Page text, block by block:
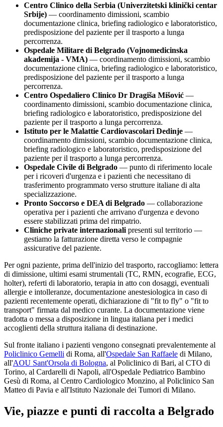
Centro Clinico della Serbia (Univerzitetski klinički centar
Srbije) — coordinamento dimissioni, scambio
documentazione clinica, briefing radiologico e laboratoristico,
predisposizione del paziente per il trasporto a lunga
percorrenza.
Ospedale Militare di Belgrado (Vojnomedicinska
akademija - VMA) — coordinamento dimissioni, scambio
documentazione clinica, briefing radiologico e laboratoristico,
predisposizione del paziente per il trasporto a lunga
percorrenza.
Centro Ospedaliero Clinico Dr Dragiša Mišović —
coordinamento dimissioni, scambio documentazione clinica,
briefing radiologico e laboratoristico, predisposizione del
paziente per il trasporto a lunga percorrenza.
Istituto per le Malattie Cardiovascolari Dedinje —
coordinamento dimissioni, scambio documentazione clinica,
briefing radiologico e laboratoristico, predisposizione del
paziente per il trasporto a lunga percorrenza.
Ospedale Civile di Belgrado — punto di riferimento locale
per i ricoveri d'urgenza e i pazienti che necessitano di
trasferimento programmato verso strutture italiane di alta
specializzazione.
Pronto Soccorso e DEA di Belgrado — collaborazione
operativa per i pazienti che arrivano d'urgenza e devono
essere stabilizzati prima del rimpatrio.
Cliniche private internazionali presenti sul territorio —
gestiamo la fatturazione diretta verso le compagnie
assicurative del paziente.
Per ogni paziente, prima dell'inizio del trasporto, raccogliamo: lettera
di dimissione, ultimi esami strumentali (TC, RMN, ecografie, ECG,
holter), referti di laboratorio, terapia in atto con dosaggi, eventuali
allergie e intolleranze, documentazione anestesiologica in caso di
pazienti recentemente operati, dichiarazione di "fit to fly" o "fit to
transport" firmata dal medico curante. La documentazione viene
tradotta o messa a disposizione in lingua italiana per i medici
accoglienti della struttura italiana di destinazione.
Sul fronte italiano i pazienti vengono consegnati prevalentemente al
Policlinico Gemelli di Roma, all'Ospedale San Raffaele di Milano,
all'AOU Sant'Orsola di Bologna, al Policlinico di Bari, al CTO di
Torino, al Cardarelli di Napoli, all'Ospedale Pediatrico Bambino
Gesù di Roma, al Centro Cardiologico Monzino, al Policlinico San
Matteo di Pavia e all'Istituto Nazionale dei Tumori di Milano.
Vie, piazze e punti di raccolta a Belgrado